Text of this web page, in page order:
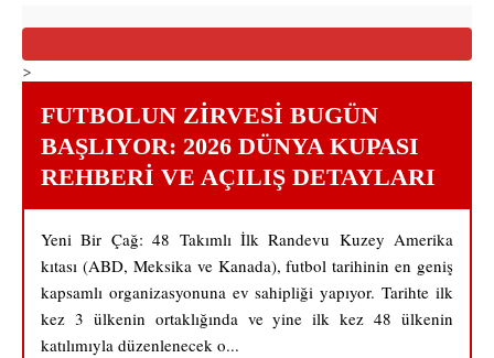
>
FUTBOLUN ZIRVESI BUGÜN
BAŞLIYOR: 2026 DÜNYA KUPASI
REHBERI VE AÇILIŞ DETAYLARI
Yeni Bir Çağ: 48 Takımlı İlk Randevu Kuzey Amerika
kıtası (ABD, Meksika ve Kanada), futbol tarihinin en geniş
kapsamlı organizasyonuna ev sahipliği yapıyor. Tarihte ilk
kez 3 ülkenin ortaklığında ve yine ilk kez 48 ülkenin
katılımıyla düzenlenecek o...